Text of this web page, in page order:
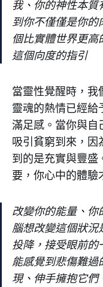
我、你的神性本
到你不僅僅是你
個比實體世界更
這個向度的指引
當靈性覺醒時，我
靈魂的熱情已經給
滿足感。當你與自
吸引貧窮到來，因
到的是充實與豐盛
要，你心中的體驗
改變你的能量、
腦想改變這個狀
投降，接受眼前
能感覺到悲傷難
現、伸手擁抱它